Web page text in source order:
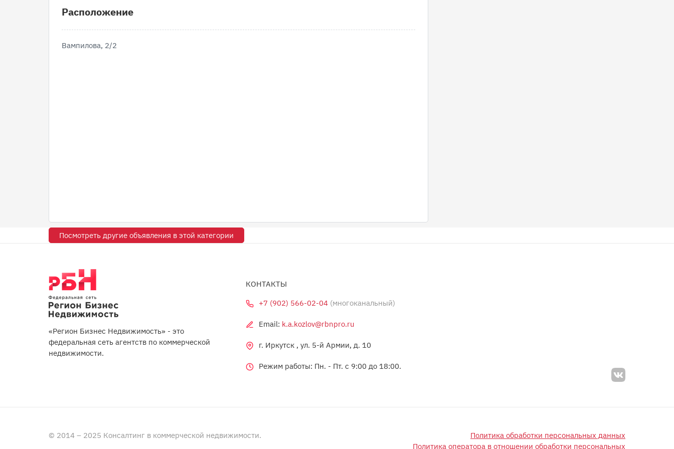
Расположение
Вампилова, 2/2
Посмотреть другие объявления в этой категории
«Регион Бизнес Недвижимость» - это
федеральная сеть агентств по коммерческой
недвижимости.
КОНТАКТЫ
+7 (902) 566-02-04 (многоканальный)
Email: k.a.kozlov@rbnpro.ru
г. Иркутск , ул. 5-й Армии, д. 10
Режим работы: Пн. - Пт. c 9:00 до 18:00.
© 2014 – 2025 Консалтинг в коммерческой недвижимости.
Политика обработки персональных данных
Политика оператора в отношении обработки персональных